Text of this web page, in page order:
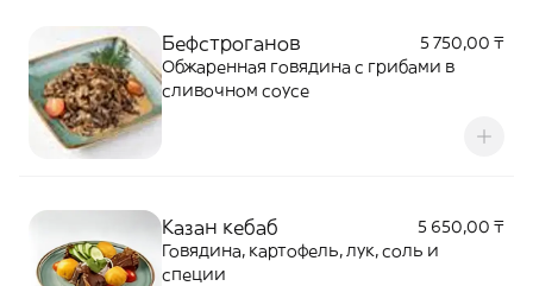
Бефстроганов
5 750,00 ₸
Обжаренная говядина с грибами в
сливочном соусе
Казан кебаб
5 650,00 ₸
Говядина, картофель, лук, соль и
специи